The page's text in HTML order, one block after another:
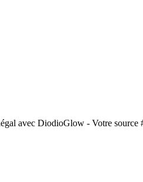
avec DiodioGlow - Votre